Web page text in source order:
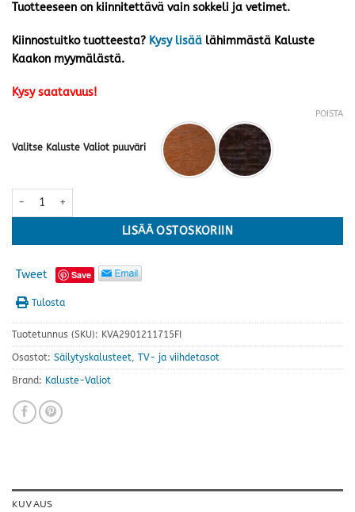
Tuotteeseen on kiinnitettävä vain sokkeli ja vetimet.
Kiinnostuitko tuotteesta? Kysy lisää lähimmästä Kaluste
Kaakon myymälästä.
Kysy saatavuus!
Valitse Kaluste Valiot puuväri
POISTA
Casablanca tv-taso lasiovilla 90 · kaksi väriä määrä
LISÄÄ OSTOSKORIIN
Tweet Save
Tulosta
Tuotetunnus (SKU): KVA2901211715FI
Osastot: Säilytyskalusteet TV- ja viihdetasot
Brand: Kaluste-Valiot
KUVAUS